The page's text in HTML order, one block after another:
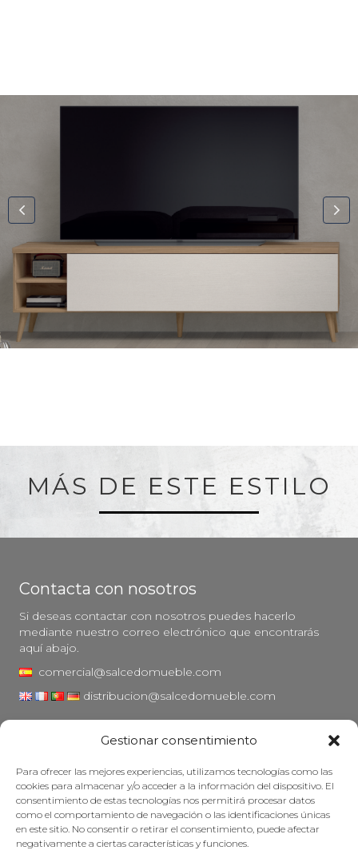
Gestionar consentimiento
Para ofrecer las mejores experiencias, utilizamos tecnologías como las
cookies para almacenar y/o acceder a la información del dispositivo. El
consentimiento de estas tecnologías nos permitirá procesar datos
como el comportamiento de navegación o las identificaciones únicas
en este sitio. No consentir o retirar el consentimiento, puede afectar
negativamente a ciertas características y funciones.
MÁS DE ESTE ESTILO
Contacta con nosotros
Si deseas contactar con nosotros puedes hacerlo
mediante nuestro correo electrónico que encontrarás
aquí abajo.
comercial@salcedomueble.com
distribucion@salcedomueble.com
Aviso legal
Política de privacidad
Política de cookies
Mantener su mueble